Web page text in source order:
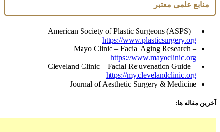
منابع علمی معتبر
American Society of Plastic Surgeons (ASPS) –
https://www.plasticsurgery.org
Mayo Clinic – Facial Aging Research –
https://www.mayoclinic.org
Cleveland Clinic – Facial Rejuvenation Guide –
https://my.clevelandclinic.org
Journal of Aesthetic Surgery & Medicine
آخرین مقاله ها: